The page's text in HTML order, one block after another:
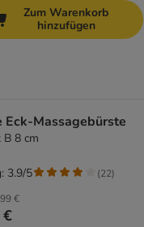
Zum Warenkorb
hinzufügen
Eck-Massagebürste
B 8 cm
€
€
3.9/5 (22)